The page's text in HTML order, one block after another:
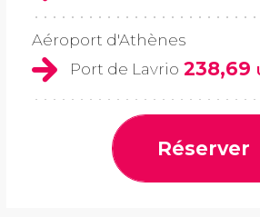
Aéroport d'Athènes
Port de Lavrio 238,69
Réserver